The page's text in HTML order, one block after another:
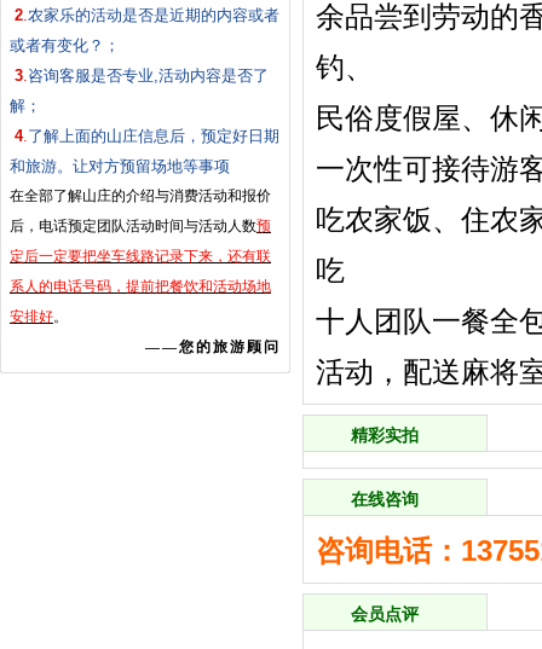
2.农家乐的活动是否是近期的内容或者
或者有变化？；
3.咨询客服是否专业,活动内容是否了
解；
4.了解上面的山庄信息后，预定好日期
和旅游。让对方预留场地等事项
在全部了解山庄的介绍与消费活动和报价
后，电话预定团队活动时间与活动人数预
定后一定要把坐车线路记录下来，还有联
系人的电话号码，提前把餐饮和活动场地
安排好。
——您的旅游顾问
余品尝到劳动的
钓、
民俗度假屋、休
一次性可接待游
吃农家饭、住农
吃
十人团队一餐全
活动，配送麻将
精彩实拍
在线咨询
咨询电话：
会员点评